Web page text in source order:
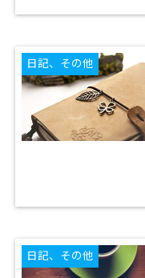
日記、その他
日記、その他